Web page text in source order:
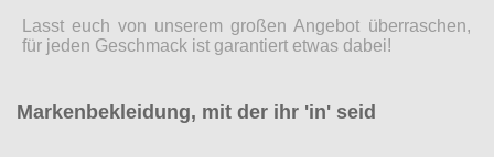
Lasst euch von unserem großen Angebot überraschen,
für jeden Geschmack ist garantiert etwas dabei!
Markenbekleidung, mit der ihr 'in' seid